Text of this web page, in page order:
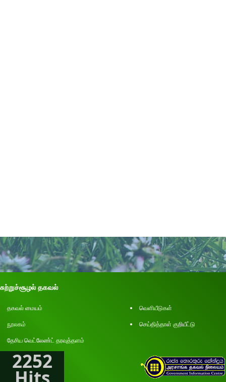
சுற்றுச்சூழல் தகவல்
தகவல் மையம்
வெளியீடுகள்
நூலகம்
செய்தித்தாள் குறியீட்டு
தேசிய வெட்லேண்ட் தரவுத்தளம்
2252